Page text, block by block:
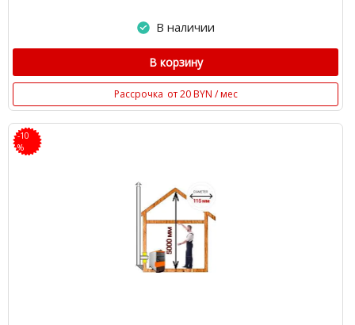
В наличии
В корзину
Рассрочка от 20 BYN / мес
-10
%